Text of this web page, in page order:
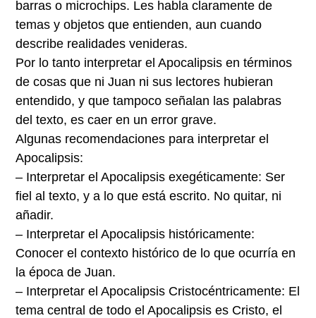
barras o microchips. Les habla claramente de
temas y objetos que entienden, aun cuando
describe realidades venideras.
Por lo tanto interpretar el Apocalipsis en términos
de cosas que ni Juan ni sus lectores hubieran
entendido, y que tampoco señalan las palabras
del texto, es caer en un error grave.
Algunas recomendaciones para interpretar el
Apocalipsis:
– Interpretar el Apocalipsis exegéticamente: Ser
fiel al texto, y a lo que está escrito. No quitar, ni
añadir.
– Interpretar el Apocalipsis históricamente:
Conocer el contexto histórico de lo que ocurría en
la época de Juan.
– Interpretar el Apocalipsis Cristocéntricamente: El
tema central de todo el Apocalipsis es Cristo, el